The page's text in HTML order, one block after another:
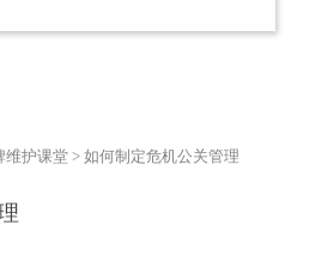
维护课堂 > 如何制定危机公关管理